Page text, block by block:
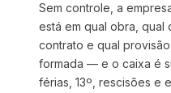
Sem controle, a
está em qual obra, qual
contrato e qual
formada — e o caixa é
férias, 13º, rescisões e